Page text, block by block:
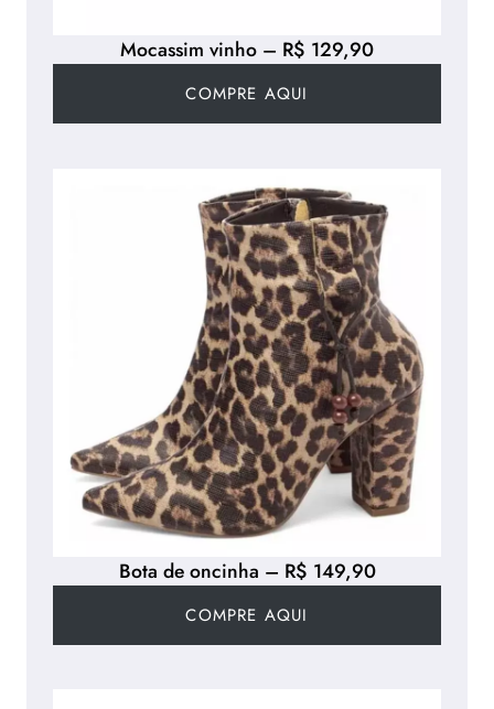
Mocassim vinho – R$ 129,90
COMPRE AQUI
Bota de oncinha – R$ 149,90
COMPRE AQUI